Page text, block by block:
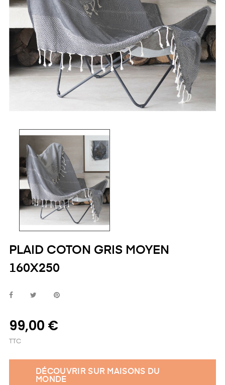
PLAID COTON GRIS MOYEN
160X250
99,00 €
TTC
DÉCOUVRIR SUR MAISONS DU
MONDE